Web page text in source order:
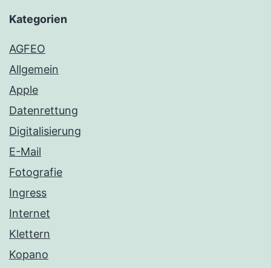
Kategorien
AGFEO
Allgemein
Apple
Datenrettung
Digitalisierung
E-Mail
Fotografie
Ingress
Internet
Klettern
Kopano